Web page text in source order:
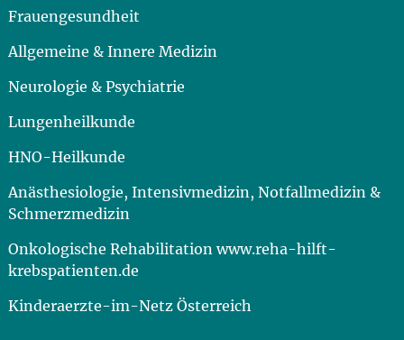
Frauengesundheit
Allgemeine & Innere Medizin
Neurologie & Psychiatrie
Lungenheilkunde
HNO-Heilkunde
Anästhesiologie, Intensivmedizin, Notfallmedizin &
Schmerzmedizin
Onkologische Rehabilitation www.reha-hilft-
krebspatienten.de
Kinderaerzte-im-Netz Österreich